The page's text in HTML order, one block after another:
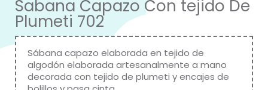
Sabana Capazo Con tejido De
Plumeti 702
Sábana capazo elaborada en tejido de
algodón elaborada artesanalmente a mano
decorada con tejido de plumeti y encajes de